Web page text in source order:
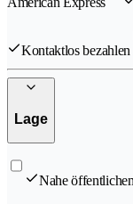
Kontaktlos bezahlen
Lage
Nahe